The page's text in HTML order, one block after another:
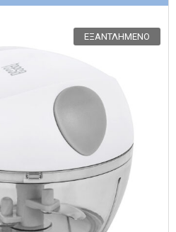
ΕΞΑΝΤΛΗΜΈΝΟ